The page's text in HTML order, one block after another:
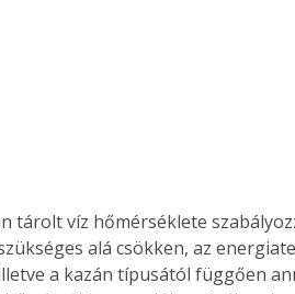
tárolt víz hőmérséklete
alá csökken, az
a kazán típusától függően